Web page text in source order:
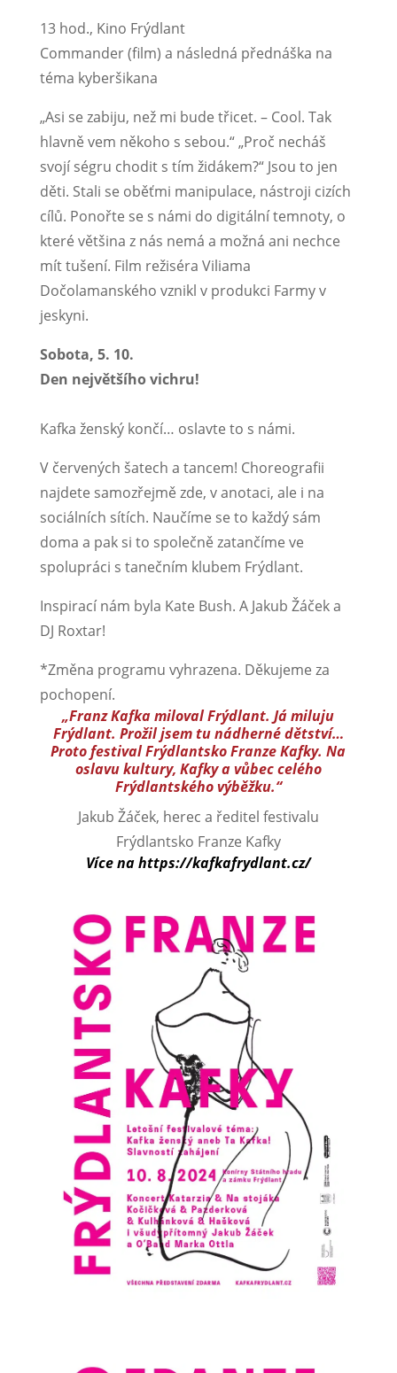
13 hod., Kino Frýdlant
Commander (film) a následná přednáška na
téma kyberšikana
„Asi se zabiju, než mi bude třicet. – Cool. Tak
hlavně vem někoho s sebou.“ „Proč necháš
svojí ségru chodit s tím židákem?“ Jsou to jen
děti. Stali se oběťmi manipulace, nástroji cizích
cílů. Ponořte se s námi do digitální temnoty, o
které většina z nás nemá a možná ani nechce
mít tušení. Film režiséra Viliama
Dočolamanského vznikl v produkci Farmy v
jeskyni.
Sobota, 5. 10.
Den největšího vichru!
Kafka ženský končí… oslavte to s námi.
V červených šatech a tancem! Choreografii
najdete samozřejmě zde, v anotaci, ale i na
sociálních sítích. Naučíme se to každý sám
doma a pak si to společně zatančíme ve
spolupráci s tanečním klubem Frýdlant.
Inspirací nám byla Kate Bush. A Jakub Žáček a
DJ Roxtar!
*Změna programu vyhrazena. Děkujeme za
pochopení.
„Franz Kafka miloval Frýdlant. Já miluju
Frýdlant. Prožil jsem tu nádherné dětství…
Proto festival Frýdlantsko Franze Kafky. Na
oslavu kultury, Kafky a vůbec celého
Frýdlantského výběžku.“
Jakub Žáček, herec a ředitel festivalu
Frýdlantsko Franze Kafky
Více nahttps://kafkafrydlant.cz/